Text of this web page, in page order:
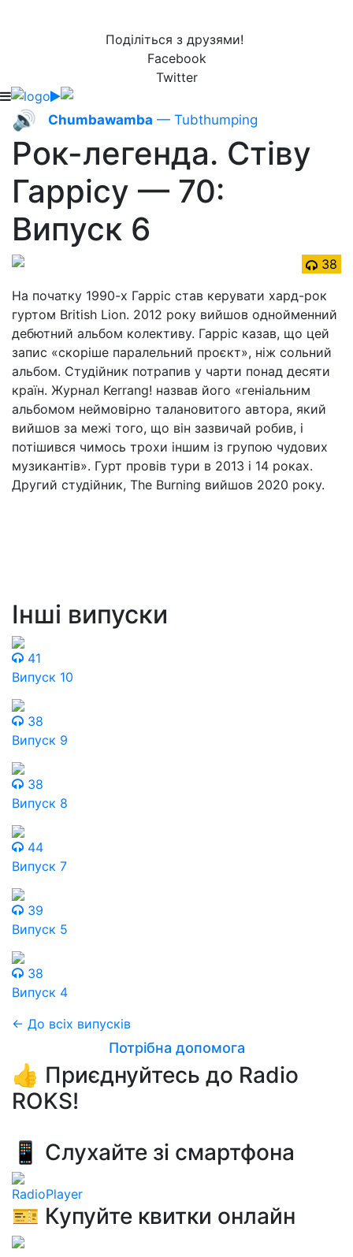
Поділіться з друзями!
Facebook
Twitter
🔊 Chumbawamba — Tubthumping
Рок-легенда. Стіву
Гаррісу — 70:
Випуск 6
38
На початку 1990-х Гарріс став керувати хард-рок
гуртом British Lion. 2012 року вийшов однойменний
дебютний альбом колективу. Гарріс казав, що цей
запис «скоріше паралельний проєкт», ніж сольний
альбом. Студійник потрапив у чарти понад десяти
країн. Журнал Kerrang! назвав його «геніальним
альбомом неймовірно талановитого автора, який
вийшов за межі того, що він зазвичай робив, і
потішився чимось трохи іншим із групою чудових
музикантів». Гурт провів тури в 2013 і 14 роках.
Другий студійник, The Burning вийшов 2020 року.
Інші випуски
41
Випуск 10
38
Випуск 9
38
Випуск 8
44
Випуск 7
39
Випуск 5
38
Випуск 4
← До всіх випусків
Потрібна допомога
👍 Приєднуйтесь до Radio
ROKS!
📱 Слухайте зі смартфона
RadioPlayer
🎫 Купуйте квитки онлайн